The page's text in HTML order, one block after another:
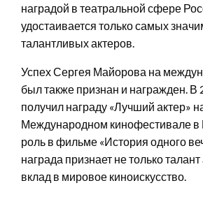
наградой в театральной сфере
удостаивается только самых
талантливых актеров.
Успех Сергея Майорова на
был также признан и награжден. В
получил награду «Лучший актер»
Международном кинофестивале в
роль в фильме «История одного
награда признает не только талант
вклад в мировое киноискусство.